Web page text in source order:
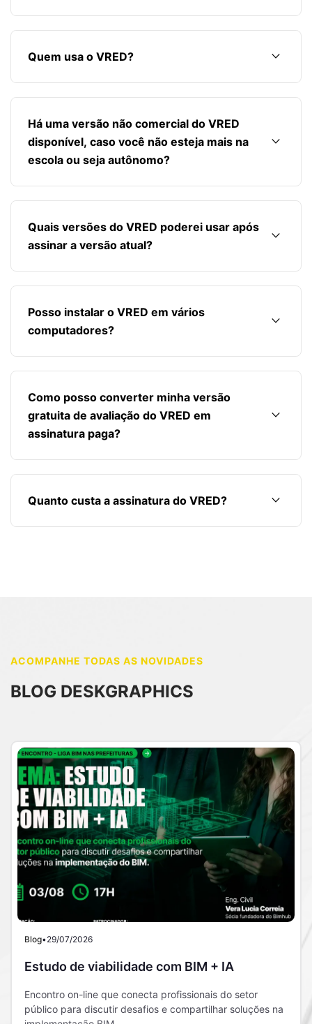
Quem usa o VRED? keyboard_arrow_down
Há uma versão não comercial do VRED
disponível, caso você não esteja mais na
escola ou seja autônomo?
keyboard_arrow_down
Quais versões do VRED poderei usar após
assinar a versão atual?
keyboard_arrow_down
Posso instalar o VRED em vários
computadores?
keyboard_arrow_down
Como posso converter minha versão
gratuita de avaliação do VRED em
assinatura paga?
keyboard_arrow_down
Quanto custa a assinatura do VRED? keyboard_arrow_down
ACOMPANHE TODAS AS NOVIDADES
BLOG DESKGRAPHICS
Blog•29/07/2026
Estudo de viabilidade com BIM + IA
Encontro on-line que conecta profissionais do setor
público para discutir desafios e compartilhar soluções na